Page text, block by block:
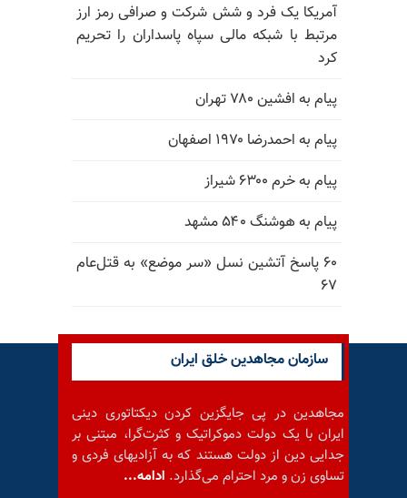
آمریکا یک فرد و شش شرکت و صرافی رمز ارز
مرتبط با شبکه مالی سپاه پاسداران را تحریم
کرد
پیام به افشین ۷۸۰ تهران
پیام به احمدرضا ۱۹۷۰ اصفهان
پیام به خرم ۶۳۰۰ شیراز
پیام به هوشنگ ۵۴۰ مشهد
۶۰ پاسخ آتشین نسل «سر موضع» به قتل‌عام
۶۷
سازمان مجاهدین خلق ایران
مجاهدین در پی جایگزین کردن دیکتاتوری دینی
ایران با یک دولت دموکراتیک و کثرت‌گرا، مبتنی بر
جدایی دین از دولت هستند که به آزادیهای فردی و
تساوی زن و مرد احترام می‌گذارد. ادامه...